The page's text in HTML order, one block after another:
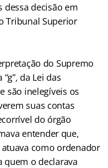
dessa decisão em
Tribunal Superior
do Supremo
da Lei das
são inelegíveis os
suas contas
do órgão
entender que,
como ordenador
quem o declarava